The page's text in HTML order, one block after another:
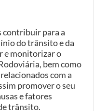
contribuir para a
do trânsito e da
e monitorizar o
bem como
com a
promover o seu
e fatores
trânsito.